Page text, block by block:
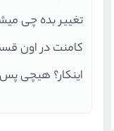
تغییر بده چی
کامنت در اون
اینکار؟ هیچی